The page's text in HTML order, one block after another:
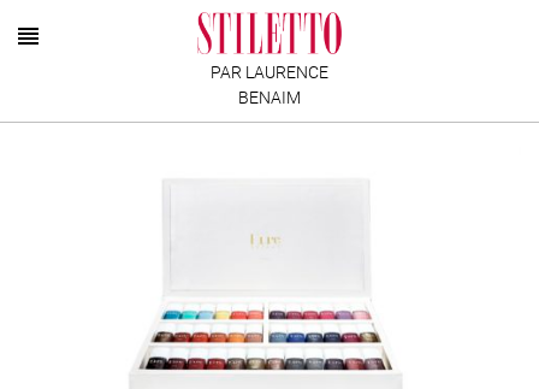
PAR LAURENCE
BENAIM